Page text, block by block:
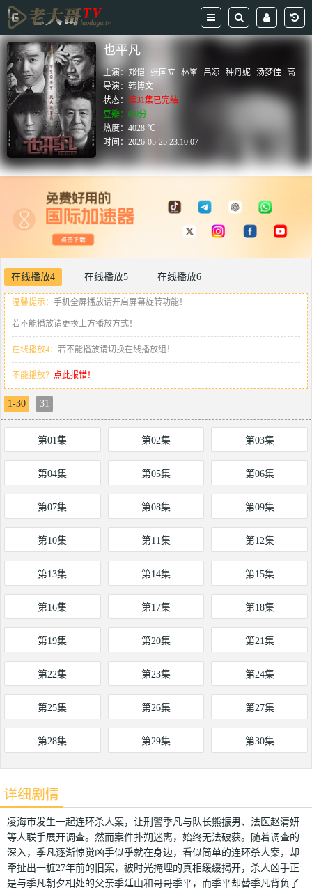
也平凡
主演：郑恺 张国立 林峯 吕凉 种丹妮 汤梦佳
高晓菲
导演：韩博文
状态：第31集已完结
豆瓣：0.0分
热度：4028 ℃
时间：2026-05-25 23:10:07
在线播放4 在线播放5 在线播放6
温馨提示： 手机全屏播放请开启屏幕旋转功能！
若不能播放请更换上方播放方式！
在线播放4： 若不能播放请切换在线播放组！
不能播放？ 点此报错！
1-30 31
第01集 第02集 第03集
第04集 第05集 第06集
第07集 第08集 第09集
第10集 第11集 第12集
第13集 第14集 第15集
第16集 第17集 第18集
第19集 第20集 第21集
第22集 第23集 第24集
第25集 第26集 第27集
第28集 第29集 第30集
详细剧情
凌海市发生一起连环杀人案，让刑警季凡与队长熊振男、法医赵清妍
等人联手展开调查。然而案件扑朔迷离，始终无法破获。随着调查的
深入，季凡逐渐惊觉凶手似乎就在身边，看似简单的连环杀人案，却
牵扯出一桩27年前的旧案，被时光掩埋的真相缓缓揭开，杀人凶手正
是与季凡朝夕相处的父亲季廷山和哥哥季平，而季平却替季凡背负了